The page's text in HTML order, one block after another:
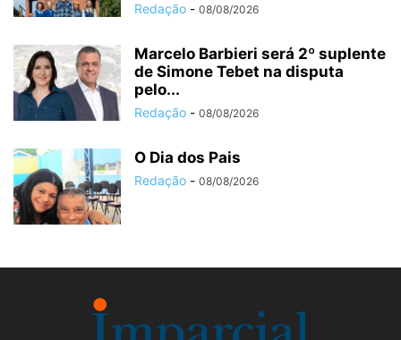
Redação - 08/08/2026
Marcelo Barbieri será 2º suplente
de Simone Tebet na disputa
pelo...
Redação - 08/08/2026
O Dia dos Pais
Redação - 08/08/2026